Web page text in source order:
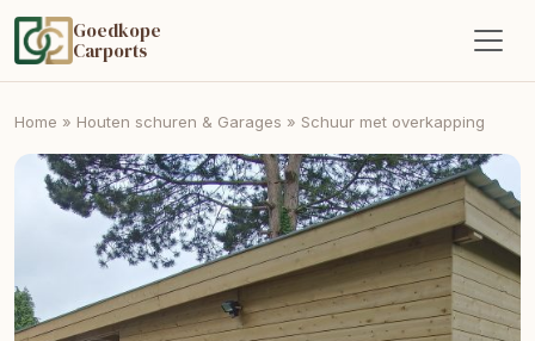
Goedkope
Carports
Home » Houten schuren & Garages » Schuur met overkapping